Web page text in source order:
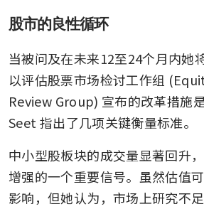
股市的良性循环
当被问及在未来12至24个月内她
以评估股票市场检讨工作组
Review Group) 宣布的改革措施
Seet 指出了几项关键衡量标准。
中小型股板块的成交量显著回升
增强的一个重要信号。虽然估值
影响，但她认为，市场上研究不